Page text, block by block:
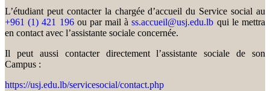
L’étudiant peut contacter la chargée d’accueil du Service social au
+961 (1) 421 196ou par mail àss.accueil@usj.edu.lb qui le mettra
en contact avec l’assistante sociale concernée.
Il peut aussi contacter directement l’assistante sociale de son
Campus :
https://usj.edu.lb/servicesocial/contact.php